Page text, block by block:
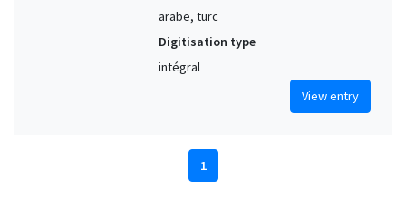
arabe, turc
Digitisation type
intégral
View entry
1